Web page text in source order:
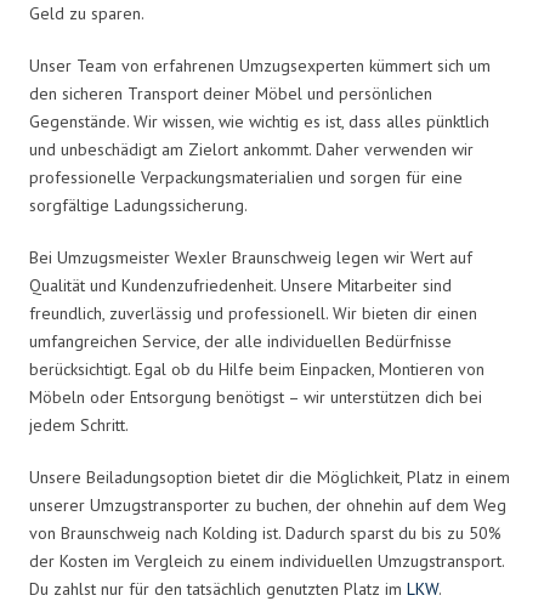
Geld zu sparen.
Unser Team von erfahrenen Umzugsexperten kümmert sich um
den sicheren Transport deiner Möbel und persönlichen
Gegenstände. Wir wissen, wie wichtig es ist, dass alles pünktlich
und unbeschädigt am Zielort ankommt. Daher verwenden wir
professionelle Verpackungsmaterialien und sorgen für eine
sorgfältige Ladungssicherung.
Bei Umzugsmeister Wexler Braunschweig legen wir Wert auf
Qualität und Kundenzufriedenheit. Unsere Mitarbeiter sind
freundlich, zuverlässig und professionell. Wir bieten dir einen
umfangreichen Service, der alle individuellen Bedürfnisse
berücksichtigt. Egal ob du Hilfe beim Einpacken, Montieren von
Möbeln oder Entsorgung benötigst – wir unterstützen dich bei
jedem Schritt.
Unsere Beiladungsoption bietet dir die Möglichkeit, Platz in einem
unserer Umzugstransporter zu buchen, der ohnehin auf dem Weg
von Braunschweig nach Kolding ist. Dadurch sparst du bis zu 50%
der Kosten im Vergleich zu einem individuellen Umzugstransport.
Du zahlst nur für den tatsächlich genutzten Platz im LKW.